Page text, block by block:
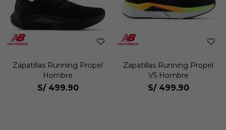
Zapatillas Running Propel
Hombre
S/ 499.90
Zapatillas Running Propel
V5 Hombre
S/ 499.90